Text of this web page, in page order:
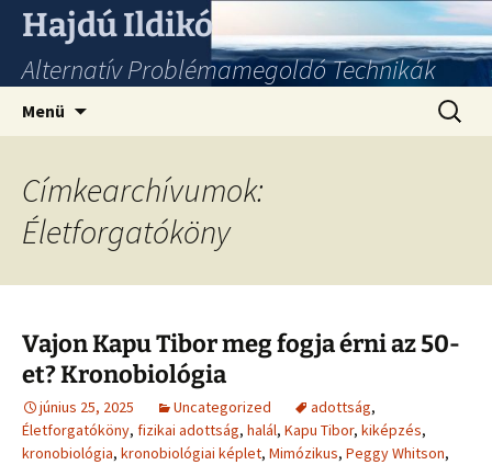
Hajdú Ildikó
Alternatív Problémamegoldó Technikák
Menü
Címkearchívumok:
Életforgatóköny
Vajon Kapu Tibor meg fogja érni az 50-
et? Kronobiológia
június 25, 2025 Uncategorized adottság,
Életforgatóköny, fizikai adottság, halál, Kapu Tibor, kiképzés,
kronobiológia, kronobiológiai képlet, Mimózikus, Peggy Whitson,